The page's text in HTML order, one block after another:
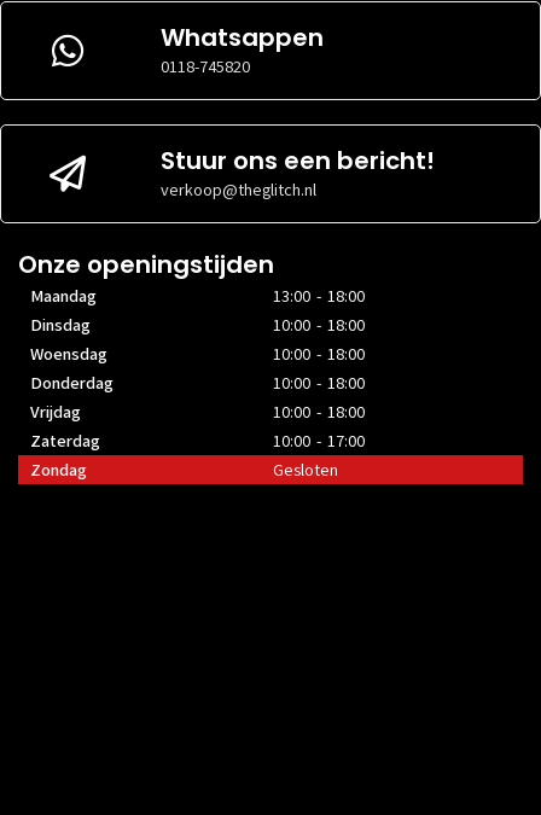
1x DVI-D
AANSLUITINGEN
1x HDMI 2.0b
USB-C
AANSLUITINGEN
VGA
AANSLUITINGEN
0x
USB-C
AANSLUITINGEN
VGA
Whatsappen
0118-745820
Stuur ons een bericht!
verkoop@theglitch.nl
Onze openingstijden
Maandag
13:00 - 18:00
Dinsdag
10:00 - 18:00
Woensdag
10:00 - 18:00
Donderdag
10:00 - 18:00
Vrijdag
10:00 - 18:00
Zaterdag
10:00 - 17:00
Zondag
Gesloten